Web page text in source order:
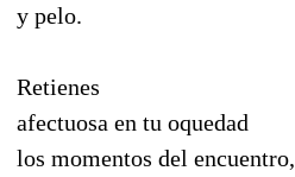
y pelo.
Retienes
afectuosa en tu oquedad
los momentos del encuentro,